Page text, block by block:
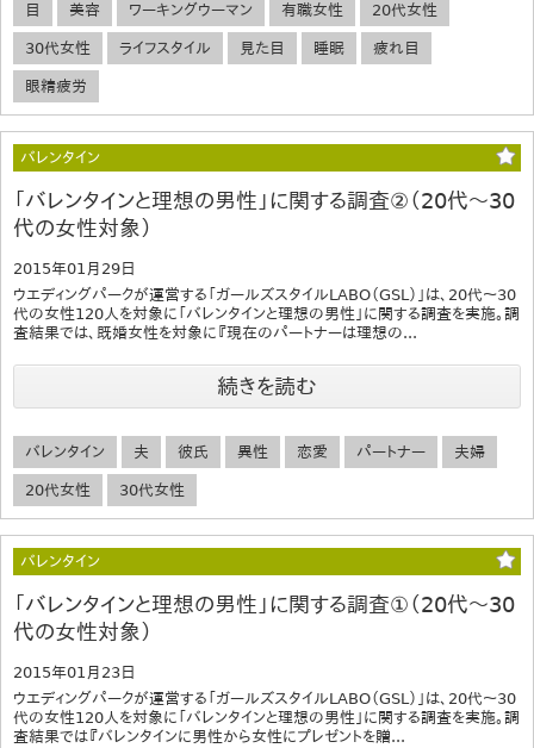
目 美容 ワーキングウーマン 有職女性 20代女性
30代女性 ライフスタイル 見た目 睡眠 疲れ目
眼精疲労
バレンタイン
「バレンタインと理想の男性」に関する調査②（20代～30
代の女性対象）
2015年01月29日
ウエディングパークが運営する「ガールズスタイルLABO（GSL）」は、20代～30
代の女性120人を対象に「バレンタインと理想の男性」に関する調査を実施。調
査結果では、既婚女性を対象に『現在のパートナーは理想の...
続きを読む
バレンタイン 夫 彼氏 異性 恋愛 パートナー 夫婦
20代女性 30代女性
バレンタイン
「バレンタインと理想の男性」に関する調査①（20代～30
代の女性対象）
2015年01月23日
ウエディングパークが運営する「ガールズスタイルLABO（GSL）」は、20代～30
代の女性120人を対象に「バレンタインと理想の男性」に関する調査を実施。調
査結果では『バレンタインに男性から女性にプレゼントを贈...